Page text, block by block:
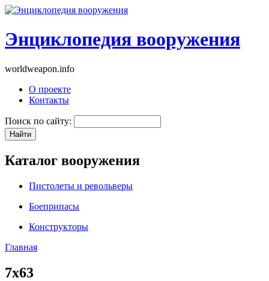
Энциклопедия вооружения
worldweapon.info
О проекте
Контакты
Поиск по сайту:
Каталог вооружения
Пистолеты и револьверы
Боеприпасы
Конструкторы
Главная
7x63